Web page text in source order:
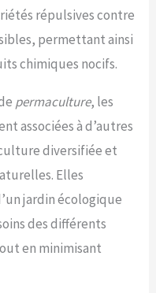
répulsives contre
permettant ainsi
chimiques nocifs.
permaculture, les
associées à d’autres
diversifiée et
Elles
jardin écologique
des différents
en minimisant